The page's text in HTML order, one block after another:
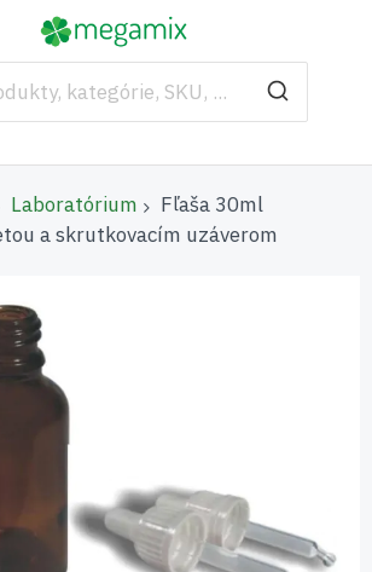
Laboratórium
Fľaša 30ml
a skrutkovacím uzáverom